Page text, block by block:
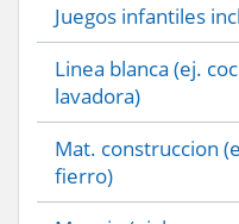
Juegos infantiles
Linea blanca (ej.
lavadora)
Mat. construccion
fierro)